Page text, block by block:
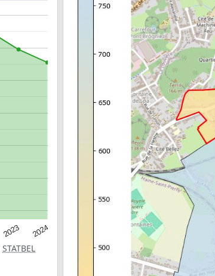
2023 2024
STATBEL